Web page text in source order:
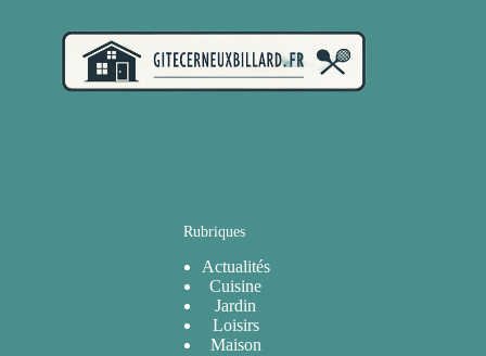
Rubriques
Actualités
Cuisine
Jardin
Loisirs
Maison